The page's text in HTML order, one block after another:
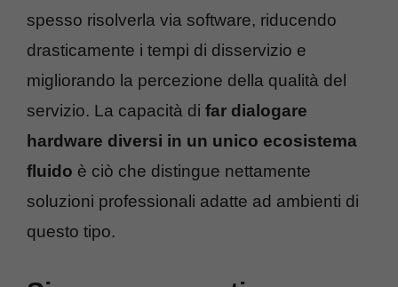
spesso risolverla via software, riducendo
drasticamente i tempi di disservizio e
migliorando la percezione della qualità del
servizio. La capacità di far dialogare
hardware diversi in un unico ecosistema
fluido è ciò che distingue nettamente
soluzioni professionali adatte ad ambienti di
questo tipo.